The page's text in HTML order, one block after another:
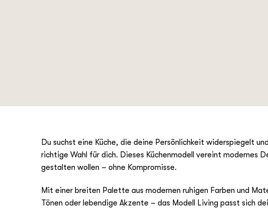
Du suchst eine Küche, die deine Persönlichkeit widerspiegelt
richtige Wahl für dich. Dieses Küchenmodell vereint modernes
gestalten wollen – ohne Kompromisse.
Mit einer breiten Palette aus modernen ruhigen Farben und
Tönen oder lebendige Akzente – das Modell Living passt sich